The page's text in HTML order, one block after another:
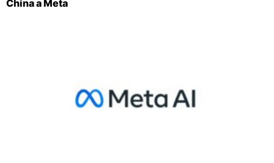
China a Meta